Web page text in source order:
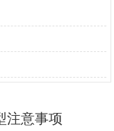
注意事项